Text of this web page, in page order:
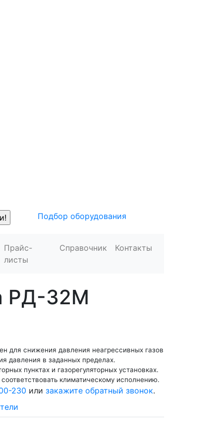
Подбор оборудования
Прайс-
листы
Справочник Контакты
РД-32М
для снижения давления неагрессивных газов
давления в заданных пределах.
пунктах и газорегуляторных установках.
климатическому исполнению.
230 или закажите обратный звонок.